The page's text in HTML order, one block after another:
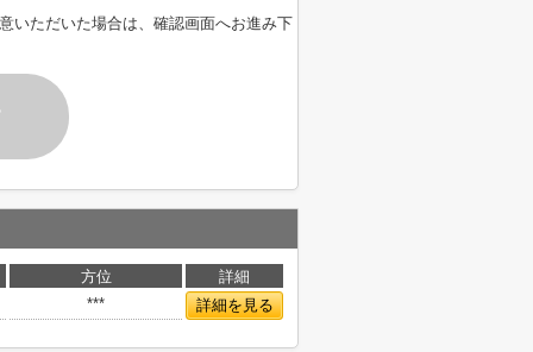
いただいた場合は、確認画面へお進み下
方位
詳細
***
詳細を見る